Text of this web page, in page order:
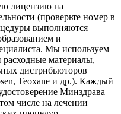
лицензию на
(проверьте номер в
выполняются
и
Мы используем
материалы,
дистрибьюторов
Teoxane и др.). Каждый
Минздрава
числе на лечении